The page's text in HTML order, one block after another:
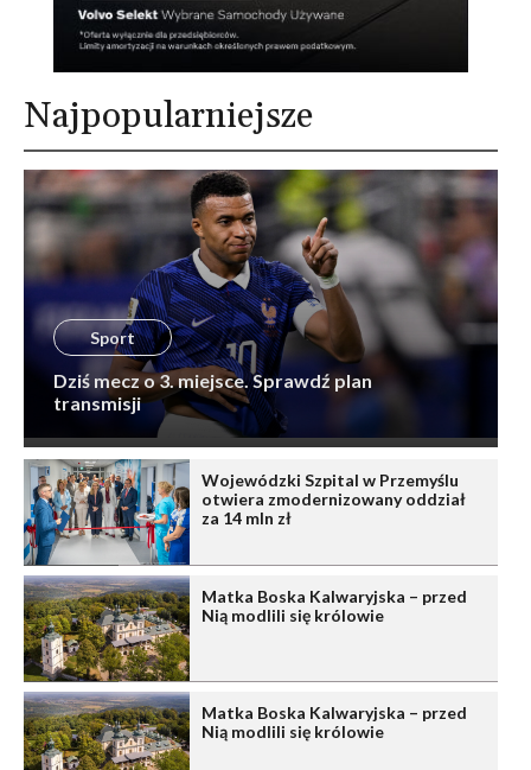
Najpopularniejsze
Sport
Dziś mecz o 3. miejsce. Sprawdź plan
transmisji
Wojewódzki Szpital w Przemyślu
otwiera zmodernizowany oddział
za 14 mln zł
Matka Boska Kalwaryjska – przed
Nią modlili się królowie
Matka Boska Kalwaryjska – przed
Nią modlili się królowie